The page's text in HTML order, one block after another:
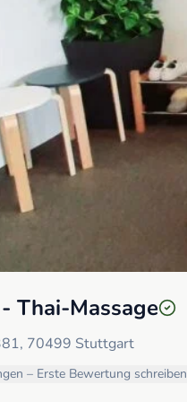
Thai-Massage
70499 Stuttgart
– Erste Bewertung schreiben